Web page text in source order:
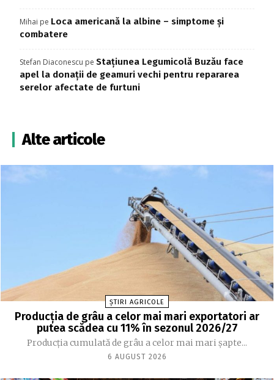
Mihai pe Loca americană la albine – simptome și
combatere
Stefan Diaconescu pe Stațiunea Legumicolă Buzău face
apel la donații de geamuri vechi pentru repararea
serelor afectate de furtuni
Alte articole
ȘTIRI AGRICOLE
Producția de grâu a celor mai mari exportatori ar
putea scădea cu 11% în sezonul 2026/27
Producția cumulată de grâu a celor mai mari șapte...
6 AUGUST 2026